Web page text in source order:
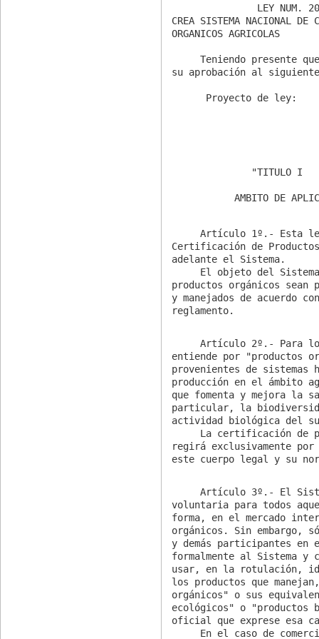
CREA SISTEMA NACIONAL DE
ORGANICOS AGRICOLAS
     Teniendo presente que el H. Congreso Nacional ha dado
su aprobación al
     Artículo 1º.- Esta ley regula el Sistema Nacional de
Certificación de
adelante el Sistema.
productos orgánicos sean
y manejados de acuerdo
reglamento.
     Artículo 2º.- Para los efectos de esta ley, se
entiende por "productos
provenientes de
producción en el ámbito
que fomenta y mejora la
particular, la
actividad biológica del
regirá exclusivamente
este cuerpo legal y su
     Artículo 3º.- El Sistema será de adscripción
voluntaria para todos
forma, en el mercado
orgánicos. Sin embargo,
y demás participantes en
formalmente al Sistema y
usar, en la rotulación,
los productos que
orgánicos" o sus
ecológicos" o
oficial que exprese esa